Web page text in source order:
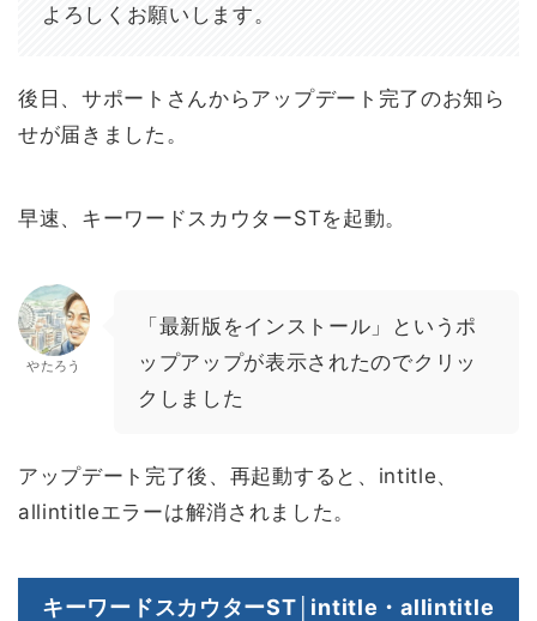
よろしくお願いします。
後日、サポートさんからアップデート完了のお知ら
せが届きました。
早速、キーワードスカウターSTを起動。
やたろう
「最新版をインストール」というポ
ップアップが表示されたのでクリッ
クしました
アップデート完了後、再起動すると、intitle、
allintitleエラーは解消されました。
キーワードスカウターST│intitle・allintitle